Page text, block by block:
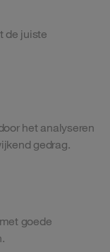
de juiste
het analyseren
gedrag.
goede